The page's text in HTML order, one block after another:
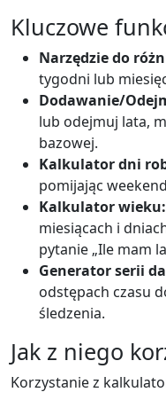
Kluczowe
Narzędzie do
tygodni lub
Dodawanie/
lub odejmuj lata,
bazowej.
Kalkulator dni
pomijając
Kalkulator wieku:
miesiącach i
pytanie „Ile mam
Generator serii
odstępach czasu
śledzenia.
Jak z niego
Korzystanie z